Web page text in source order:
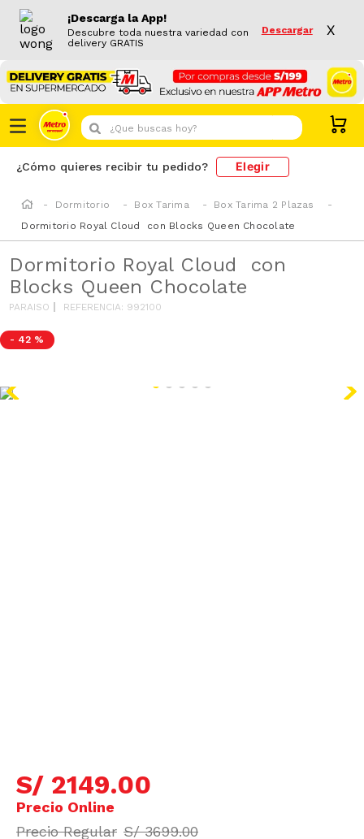
¡Descarga la App!
Descubre toda nuestra variedad con
delivery GRATIS
Descargar X
¿Que buscas hoy?
¿Cómo quieres recibir tu pedido? Elegir
Dormitorio Box Tarima
Box Tarima 2 Plazas
Dormitorio Royal Cloud con Blocks Queen Chocolate
Dormitorio Royal Cloud con
Blocks Queen Chocolate
PARAISO REFERENCIA: 992100
- 42 %
S/ 2149.00
S/ 3699.00